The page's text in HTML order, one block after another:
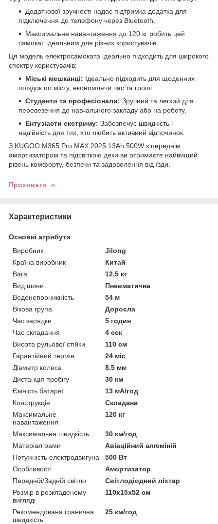
Додаткової зручності надає підтримка додатка для
підключення до телефону через Bluetooth.
Максимальне навантаження до 120 кг робить цей
самокат ідеальним для різних користувачів.
Ця модель електросамоката ідеально підходить для широкого
спектру користувачів:
Міські мешканці: Ідеально підходить для щоденних
поїздок по місту, економлячи час та гроші.
Студенти та професіонали: Зручний та легкий для
перевезення до навчального закладу або на роботу.
Ентузіасти екстриму: Забезпечує швидкість і
надійність для тих, хто любить активний відпочинок.
З KUGOO М365 Pro MAX 2025 13Ah 500W з переднім
амортизатором та підсвіткою деки ви отримаєте найвищий
рівень комфорту, безпеки та задоволення від їзди.
Приховати
Характеристики
Основні атрибути
Виробник
Jilong
Країна виробник
Китай
Вага
12.5 кг
Вид шини
Пневматична
Водонепроникність
54 м
Вікова група
Доросла
Час зарядки
5 годин
Час складання
4 сек
Висота рульової стійки
110 см
Гарантійний термін
24 міс
Діаметр колеса
8.5 мм
Дистанція пробігу
30 км
Ємність батареї
13 мА/год
Конструкція
Складана
Максимальне
навантаження
120 кг
Максимальна швидкість
30 км/год
Матеріал рами
Авіаційний алюміній
Потужність електродвигуна
500 Вт
Особливості
Амортизатор
Передній/Задній світло
Світлодіодний ліхтар
Розмір в розкладеному
вигляді
110х15х52 см
Рекомендована гранична
швидкість
25 км/год